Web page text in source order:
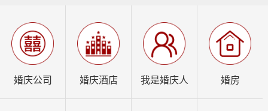
婚庆公司 婚庆酒店 我是婚庆人 婚房